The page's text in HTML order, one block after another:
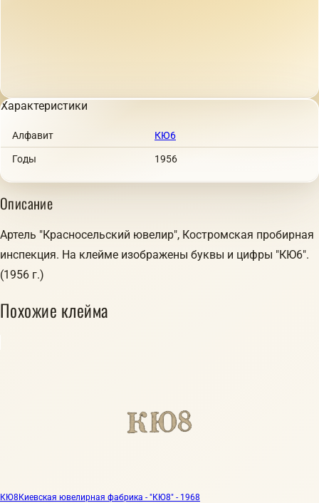
Характеристики
Алфавит КЮ6
Годы 1956
Описание
Артель "Красносельский ювелир", Костромская пробирная
инспекция. На клейме изображены буквы и цифры "КЮ6".
(1956 г.)
Похожие клейма
КЮ8Киевская ювелирная фабрика - "КЮ8" - 1968